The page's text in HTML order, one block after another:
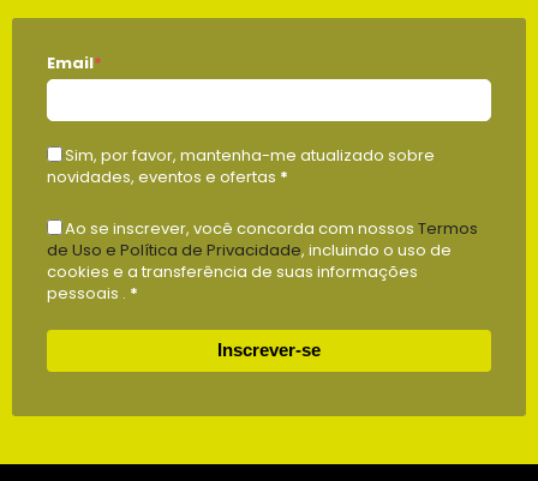
Email*
Sim, por favor, mantenha-me atualizado sobre
novidades, eventos e ofertas *
Ao se inscrever, você concorda com nossos Termos
de Uso e Política de Privacidade, incluindo o uso de
cookies e a transferência de suas informações
pessoais . *
Inscrever-se